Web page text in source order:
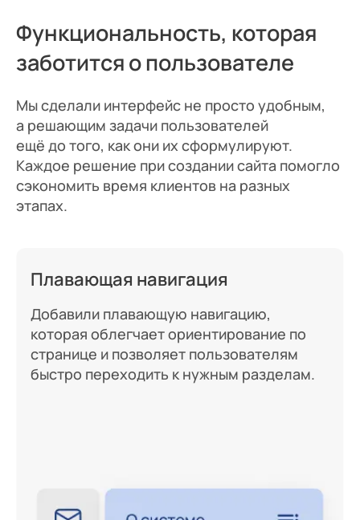
Функциональность, которая
заботится о пользователе
Мы сделали интерфейс не просто удобным,
а решающим задачи пользователей
ещё до того, как они их сформулируют.
Каждое решение при создании сайта помогло
сэкономить время клиентов на разных
этапах.
Плавающая навигация
Добавили плавающую навигацию,
которая облегчает ориентирование по
странице и позволяет пользователям
быстро переходить к нужным разделам.